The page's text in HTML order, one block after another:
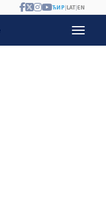
ЋИР|LAT|EN